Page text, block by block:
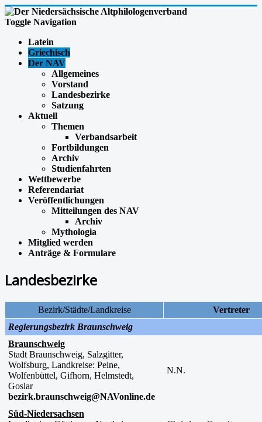
Toggle Navigation
Latein
Griechisch
Der NAV
Allgemeines
Vorstand
Landesbezirke
Satzung
Aktuell
Themen
Verbandsarbeit
Fortbildungen
Archiv
Studienfahrten
Wettbewerbe
Referendariat
Veröffentlichungen
Mitteilungen des NAV
Archiv
Mythologia
Mitglied werden
Anträge & Formulare
Landesbezirke
Bezirk/Städte/Landkreise
Vertreter
Regierungsbezirk Braunschweig
Braunschweig
Stadt Braunschweig, Salzgitter,
Wolfsburg, Landkreise: Peine,
Wolfenbüttel, Gifhorn, Helmstedt,
Goslar
bezirk.braunschweig@NAVonline.de
N.N.
Süd-Niedersachsen